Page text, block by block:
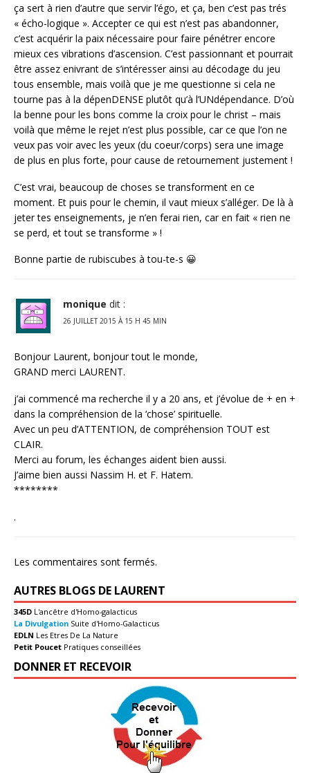
ça sert à rien d’autre que servir l’égo, et ça, ben c’est pas trés
« écho-logique ». Accepter ce qui est n’est pas abandonner,
c’est acquérir la paix nécessaire pour faire pénétrer encore
mieux ces vibrations d’ascension. C’est passionnant et pourrait
être assez enivrant de s’intéresser ainsi au décodage du jeu
tous ensemble, mais voilà que je me questionne si cela ne
tourne pas à la dépenDENSE plutôt qu’à l’UNdépendance. D’où
la benne pour les bons comme la croix pour le christ – mais
voilà que même le rejet n’est plus possible, car ce que l’on ne
veux pas voir avec les yeux (du coeur/corps) sera une image
de plus en plus forte, pour cause de retournement justement !
C’est vrai, beaucoup de choses se transforment en ce
moment. Et puis pour le chemin, il vaut mieux s’alléger. De là à
jeter tes enseignements, je n’en ferai rien, car en fait « rien ne
se perd, et tout se transforme » !
Bonne partie de rubiscubes à tou-te-s 😀
monique dit :
26 JUILLET 2015 À 15 H 45 MIN
Bonjour Laurent, bonjour tout le monde,
GRAND merci LAURENT.
j’ai commencé ma recherche il y a 20 ans, et j’évolue de + en +
dans la compréhension de la ‘chose’ spirituelle.
Avec un peu d’ATTENTION, de compréhension TOUT est
CLAIR.
Merci au forum, les échanges aident bien aussi.
J’aime bien aussi Nassim H. et F. Hatem.
********
.
Les commentaires sont fermés.
AUTRES BLOGS DE LAURENT
345D L'ancêtre d'Homo-galacticus
La Divulgation Suite d'Homo-Galacticus
EDLN Les Etres De La Nature
Petit Poucet Pratiques conseillées
DONNER ET RECEVOIR